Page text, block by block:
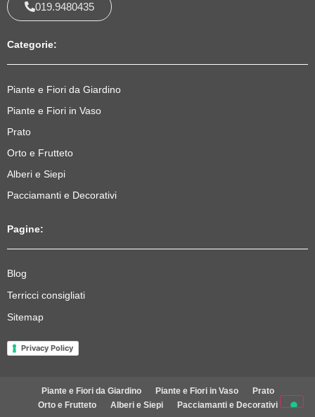
019.9480435
Categorie:
Piante e Fiori da Giardino
Piante e Fiori in Vaso
Prato
Orto e Frutteto
Alberi e Siepi
Pacciamanti e Decorativi
Pagine:
Blog
Terricci consigliati
Sitemap
Privacy Policy
Piante e Fiori da Giardino Piante e Fiori in Vaso
Prato
Orto e Frutteto
Alberi e Siepi Pacciamanti e Decorativi